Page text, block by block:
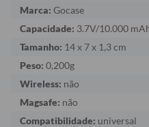
Marca: Gocase
Capacidade: 3.7V/10.000
Tamanho: 14 x 7 x 1,3 cm
Peso: 0,200g
Wireless: não
Magsafe: não
Compatibilidade: universal